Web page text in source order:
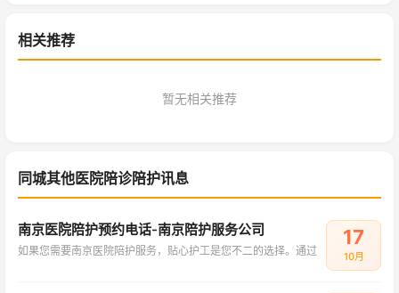
相关推荐
暂无相关推荐
同城其他医院陪诊陪护讯息
南京医院陪护预约电话-南京陪护服务公司
如果您需要南京医院陪护服务，贴心护工是您不二的选择。通过
17
10月